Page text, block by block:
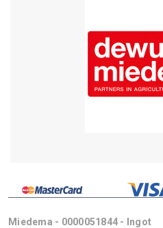
Miedema - 0000051844 - Ingot